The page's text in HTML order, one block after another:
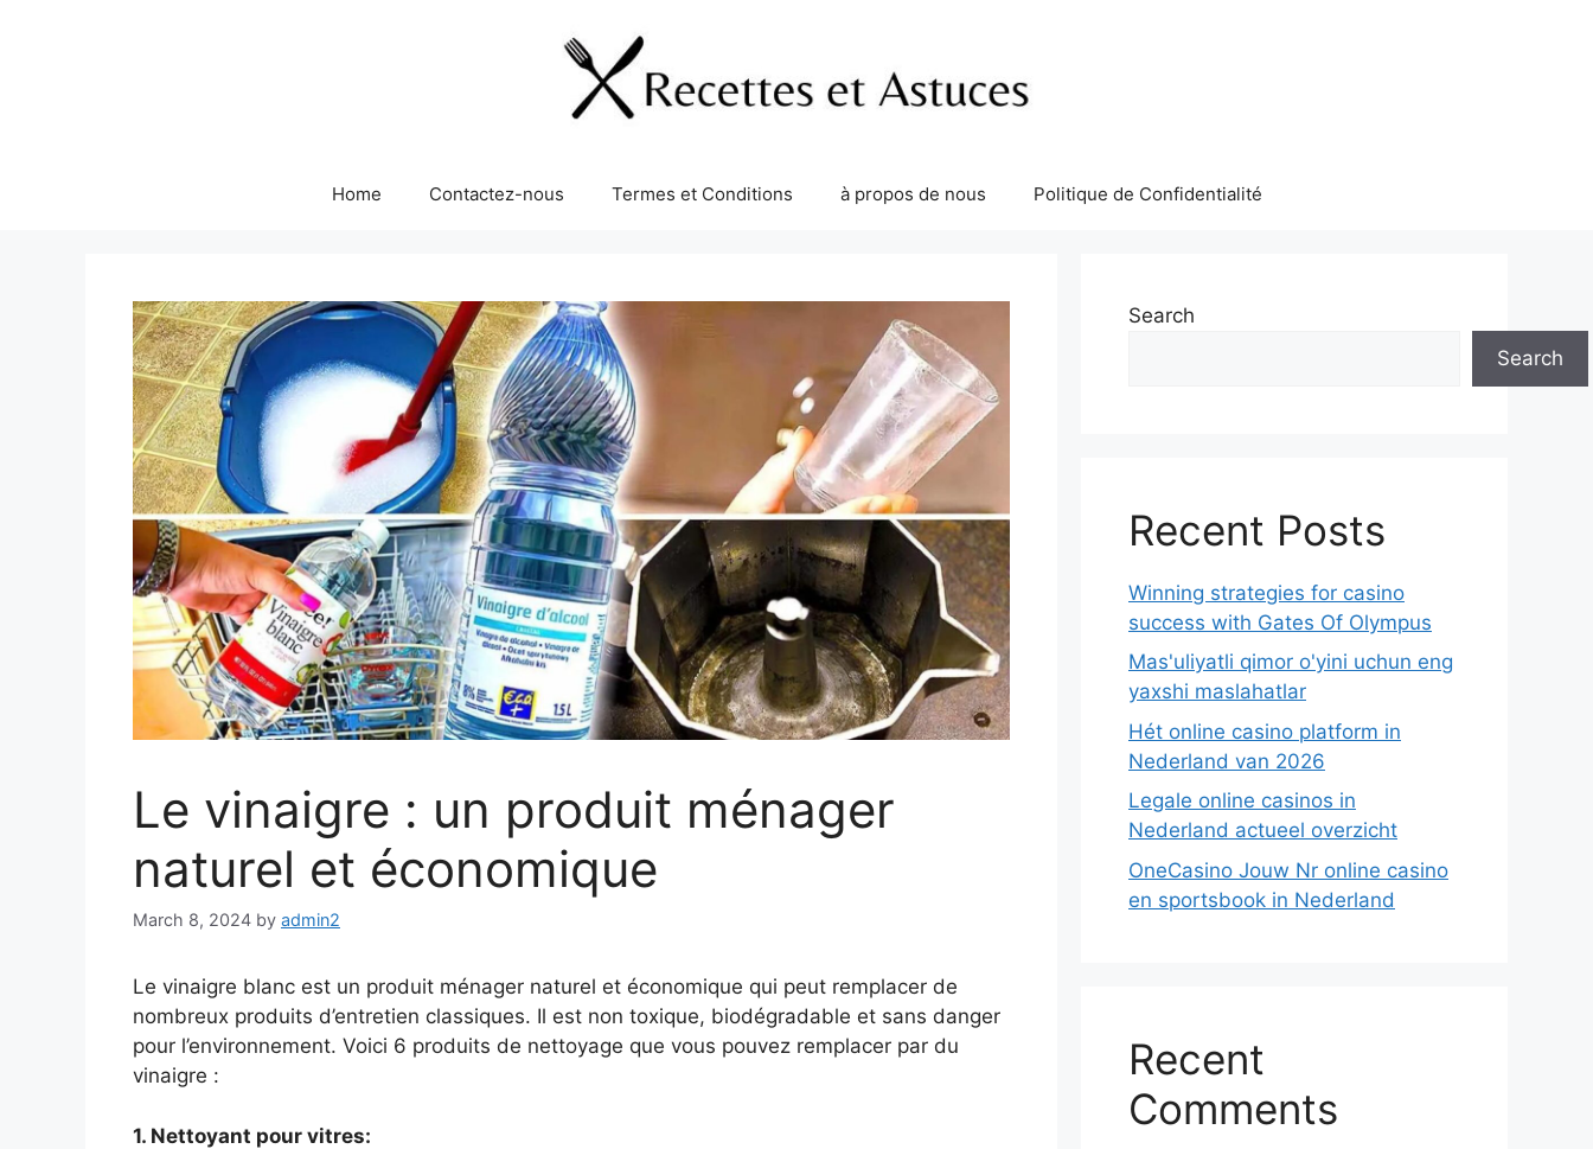
Home Contactez-nous Termes et Conditions à propos de nous Politique de Confidentialité
Le vinaigre : un produit ménager
naturel et économique
March 8, 2024 by admin2
Le vinaigre blanc est un produit ménager naturel et économique qui peut remplacer de
nombreux produits d’entretien classiques. Il est non toxique, biodégradable et sans danger
pour l’environnement. Voici 6 produits de nettoyage que vous pouvez remplacer par du
vinaigre :
1. Nettoyant pour vitres:
Search
Search
Recent Posts
Winning strategies for casino
success with Gates Of Olympus
Mas'uliyatli qimor o'yini uchun eng
yaxshi maslahatlar
Hét online casino platform in
Nederland van 2026
Legale online casinos in
Nederland actueel overzicht
OneCasino Jouw Nr online casino
en sportsbook in Nederland
Recent
Comments